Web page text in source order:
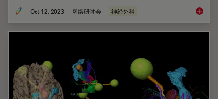
Oct 12, 2023 网络研讨会 神经外科 加强神